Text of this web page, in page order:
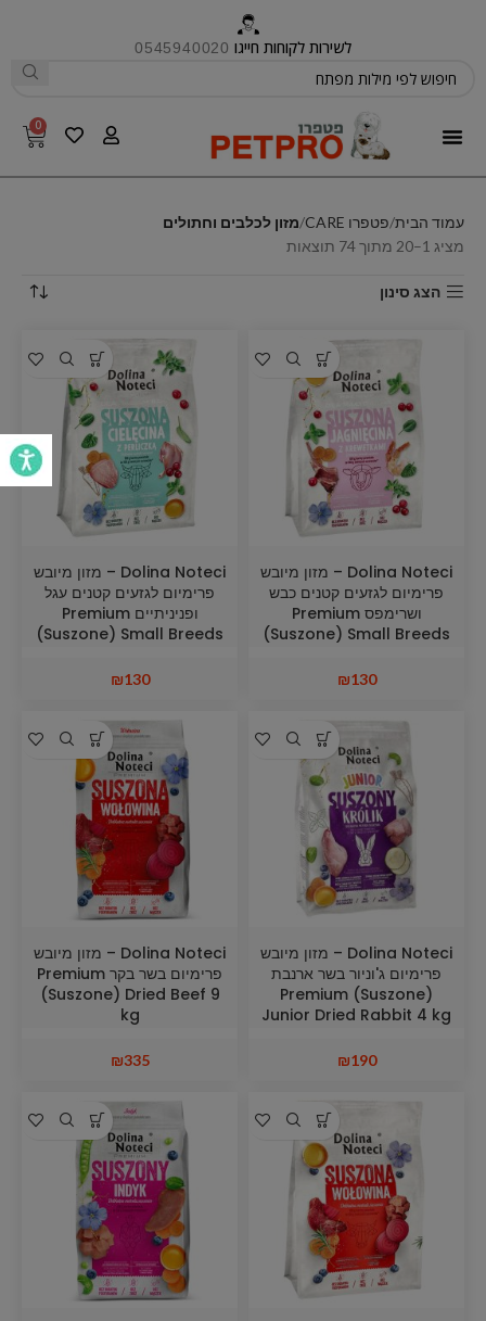
לשירות לקוחות חייגו 0545940020
0
עמוד הבית פטפרו CARE
מזון לכלבים וחתולים
מציג 1–20 מתוך 74 תוצאות
הצג סינון
Dolina Noteci – מזון מיובש
פרימיום לגזעים קטנים כבש
ושרימפס Premium
(Suszone) Small Breeds
₪130
Dolina Noteci – מזון מיובש
פרימיום לגזעים קטנים עגל
ופניניתיים Premium
(Suszone) Small Breeds
kg
₪130
Dolina Noteci – מזון מיובש
פרימיום ג'וניור בשר ארנבת
Premium (Suszone)
Junior Dried Rabbit 4 kg
₪190
Dolina Noteci – מזון מיובש
פרימיום בשר בקר Premium
(Suszone) Dried Beef 9
kg
₪335